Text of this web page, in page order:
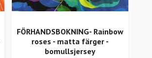
FÖRHANDSBOKNING- Rainbow
roses - matta färger -
bomullsjersey